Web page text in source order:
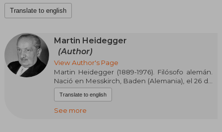
Translate to english
Martin Heidegger
(Author)
View Author's Page
Martin Heidegger (1889-1976). Filósofo alemán.
Nació en Messkirch, Baden (Alemania), el 26 de
septiembre de 1889. Su padre, Friedrich
Heidegger (1851-1924) es sacristán católico y
maestro tonelero, su madre es Johanna
Translate to english
See more